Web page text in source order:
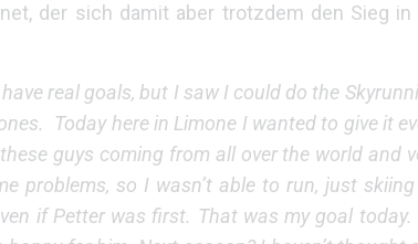
der sich damit aber trotzdem den Sieg in
real goals, but I saw I could do the
Today here in Limone I wanted to give it
guys coming from all over the world and
problems, so I wasn’t able to run, just
if Petter was first. That was my goal